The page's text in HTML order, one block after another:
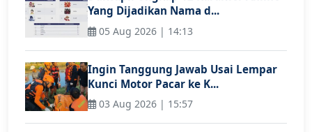
Yang Dijadikan Nama d...
05 Aug 2026 | 14:13
Ingin Tanggung Jawab Usai Lempar
Kunci Motor Pacar ke K...
03 Aug 2026 | 15:57